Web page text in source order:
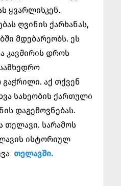
ყვარლისკენ.
ღვინის ქარხანას,
მდებარეობს. ეს
კავშირის დროს
გაჭრილი. აქ თქვენ
სახეობის ქართული
დაგემოვნებას.
თელავი. სარამოს
ისტორიულ
თელავში.